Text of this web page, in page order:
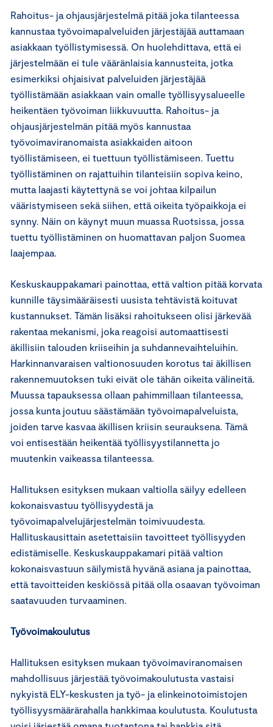
Rahoitus- ja ohjausjärjestelmä pitää joka tilanteessa
kannustaa työvoimapalveluiden järjestäjää auttamaan
asiakkaan työllistymisessä. On huolehdittava, että ei
järjestelmään ei tule vääränlaisia kannusteita, jotka
esimerkiksi ohjaisivat palveluiden järjestäjää
työllistämään asiakkaan vain omalle työllisyysalueelle
heikentäen työvoiman liikkuvuutta. Rahoitus- ja
ohjausjärjestelmän pitää myös kannustaa
työvoimaviranomaista asiakkaiden aitoon
työllistämiseen, ei tuettuun työllistämiseen. Tuettu
työllistäminen on rajattuihin tilanteisiin sopiva keino,
mutta laajasti käytettynä se voi johtaa kilpailun
vääristymiseen sekä siihen, että oikeita työpaikkoja ei
synny. Näin on käynyt muun muassa Ruotsissa, jossa
tuettu työllistäminen on huomattavan paljon Suomea
laajempaa.
Keskuskauppakamari painottaa, että valtion pitää korvata
kunnille täysimääräisesti uusista tehtävistä koituvat
kustannukset. Tämän lisäksi rahoitukseen olisi järkevää
rakentaa mekanismi, joka reagoisi automaattisesti
äkillisiin talouden kriiseihin ja suhdannevaihteluihin.
Harkinnanvaraisen valtionosuuden korotus tai äkillisen
rakennemuutoksen tuki eivät ole tähän oikeita välineitä.
Muussa tapauksessa ollaan pahimmillaan tilanteessa,
jossa kunta joutuu säästämään työvoimapalveluista,
joiden tarve kasvaa äkillisen kriisin seurauksena. Tämä
voi entisestään heikentää työllisyystilannetta jo
muutenkin vaikeassa tilanteessa.
Hallituksen esityksen mukaan valtiolla säilyy edelleen
kokonaisvastuu työllisyydestä ja
työvoimapalvelujärjestelmän toimivuudesta.
Hallituskausittain asetettaisiin tavoitteet työllisyyden
edistämiselle. Keskuskauppakamari pitää valtion
kokonaisvastuun säilymistä hyvänä asiana ja painottaa,
että tavoitteiden keskiössä pitää olla osaavan työvoiman
saatavuuden turvaaminen.
Työvoimakoulutus
Hallituksen esityksen mukaan työvoimaviranomaisen
mahdollisuus järjestää työvoimakoulutusta vastaisi
nykyistä ELY-keskusten ja työ- ja elinkeinotoimistojen
työllisyysmäärärahalla hankkimaa koulutusta. Koulutusta